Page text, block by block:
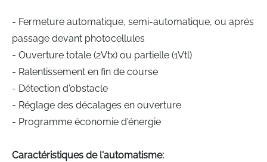
- Fermeture automatique, semi-automatique, ou aprés
passage devant photocellules
- Ouverture totale (2Vtx) ou partielle (1Vtl)
- Ralentissement en fin de course
- Détection d'obstacle
- Réglage des décalages en ouverture
- Programme économie d'énergie
Caractéristiques de l'automatisme: